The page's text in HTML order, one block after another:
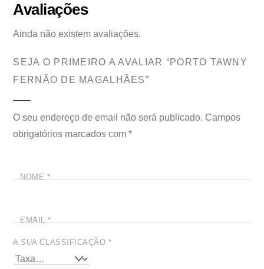
Avaliações
Ainda não existem avaliações.
SEJA O PRIMEIRO A AVALIAR “PORTO TAWNY
FERNÃO DE MAGALHÃES”
O seu endereço de email não será publicado. Campos
obrigatórios marcados com*
NOME*
EMAIL*
A SUA CLASSIFICAÇÃO *